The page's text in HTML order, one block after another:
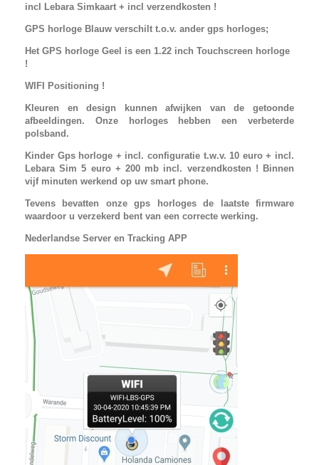
incl Lebara Simkaart + incl verzendkosten !
GPS horloge Blauw verschilt t.o.v. ander gps horloges;
Het GPS horloge Geel is een 1.22 inch Touchscreen horloge
!
WIFI Positioning !
Kleuren en design kunnen afwijken van de getoonde
afbeeldingen. Onze horloges hebben een verbeterde
polsband.
Kinder Gps horloge + incl. configuratie t.w.v. 10 euro + incl.
Lebara Sim 5 euro + 200 mb incl. verzendkosten ! Binnen
vijf minuten werkend op uw smart phone.
Tevens bevatten onze gps horloges de laatste firmware
waardoor u verzekerd bent van een correcte werking.
Nederlandse Server en Tracking APP